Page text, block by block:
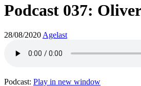
Podcast 037:
28/08/2020 Agelast
Podcast: Play in new window